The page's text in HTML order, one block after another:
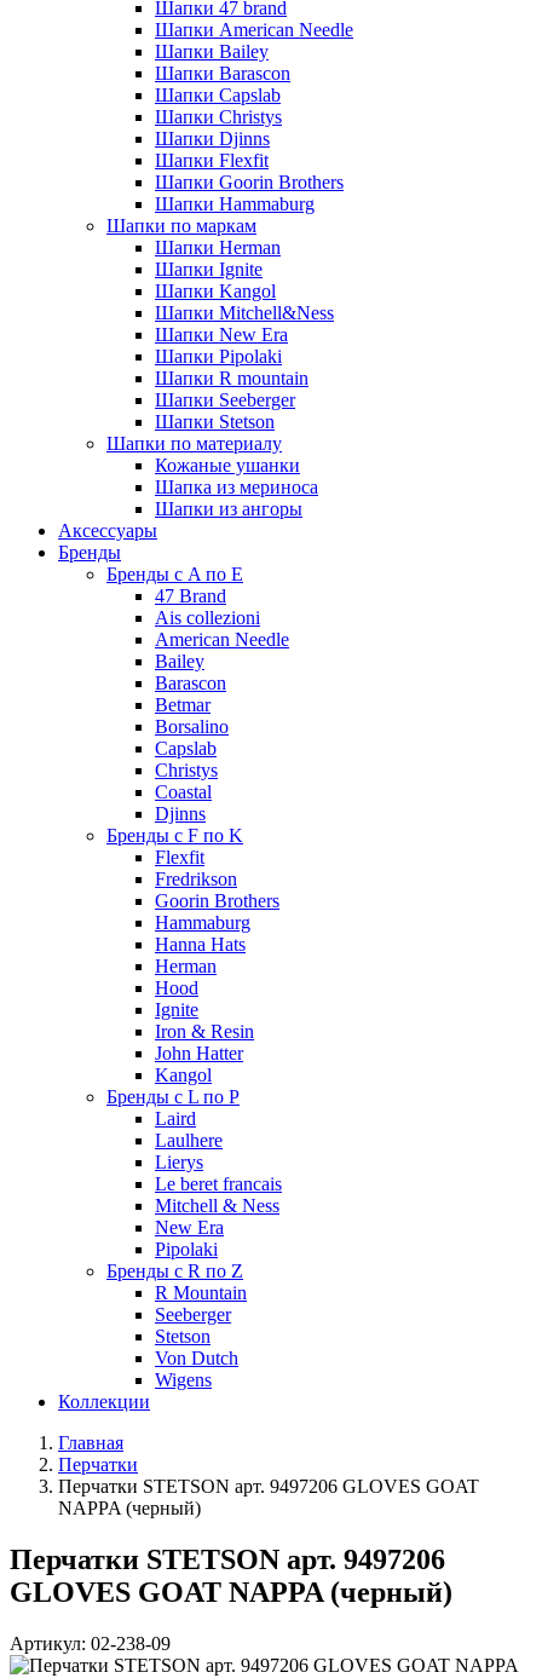
Шапки 47 brand
Шапки American Needle
Шапки Bailey
Шапки Barascon
Шапки Capslab
Шапки Christys
Шапки Djinns
Шапки Flexfit
Шапки Goorin Brothers
Шапки Hammaburg
Шапки по маркам
Шапки Herman
Шапки Ignite
Шапки Kangol
Шапки Mitchell&Ness
Шапки New Era
Шапки Pipolaki
Шапки R mountain
Шапки Seeberger
Шапки Stetson
Шапки по материалу
Кожаные ушанки
Шапка из мериноса
Шапки из ангоры
Аксессуары
Бренды
Бренды с A по E
47 Brand
Ais collezioni
American Needle
Bailey
Barascon
Betmar
Borsalino
Capslab
Christys
Coastal
Djinns
Бренды с F по K
Flexfit
Fredrikson
Goorin Brothers
Hammaburg
Hanna Hats
Herman
Hood
Ignite
Iron & Resin
John Hatter
Kangol
Бренды с L по P
Laird
Laulhere
Lierys
Le beret francais
Mitchell & Ness
New Era
Pipolaki
Бренды с R по Z
R Mountain
Seeberger
Stetson
Von Dutch
Wigens
Коллекции
Главная
Перчатки
Перчатки STETSON арт. 9497206 GLOVES GOAT
NAPPA (черный)
Перчатки STETSON арт. 9497206
GLOVES GOAT NAPPA (черный)
Артикул: 02-238-09